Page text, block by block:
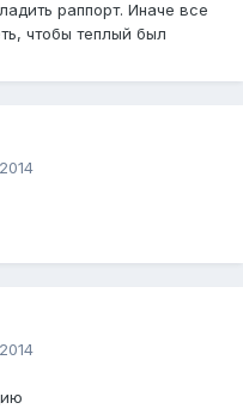
раппорт. Иначе все
чтобы теплый был